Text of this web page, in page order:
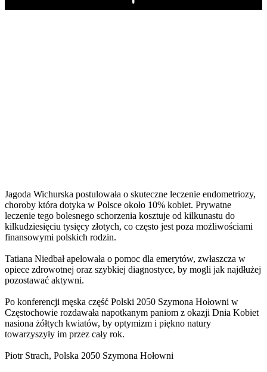
Play
Jagoda Wichurska postulowała o skuteczne leczenie endometriozy,
choroby która dotyka w Polsce około 10% kobiet. Prywatne
leczenie tego bolesnego schorzenia kosztuje od kilkunastu do
kilkudziesięciu tysięcy złotych, co często jest poza możliwościami
finansowymi polskich rodzin.
Tatiana Niedbał apelowała o pomoc dla emerytów, zwłaszcza w
opiece zdrowotnej oraz szybkiej diagnostyce, by mogli jak najdłużej
pozostawać aktywni.
Po konferencji męska część Polski 2050 Szymona Hołowni w
Częstochowie rozdawała napotkanym paniom z okazji Dnia Kobiet
nasiona żółtych kwiatów, by optymizm i piękno natury
towarzyszyły im przez cały rok.
Piotr Strach, Polska 2050 Szymona Hołowni